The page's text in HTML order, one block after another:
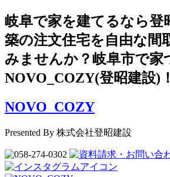
岐阜で家を建てるなら登
築の注文住宅を自由な間
みませんか？岐阜市で家
NOVO_COZY(登昭建設)！
NOVO_COZY
Presented By 株式会社登昭建設